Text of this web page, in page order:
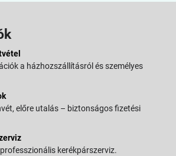
a házhozszállításról és személyes
előre utalás – biztonságos fizetési
kerékpárszerviz.